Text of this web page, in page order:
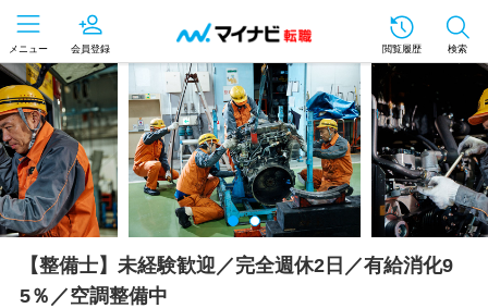
メニュー 会員登録 閲覧履歴 検索
【整備士】未経験歓迎／完全週休2日／有給消化9
5％／空調整備中